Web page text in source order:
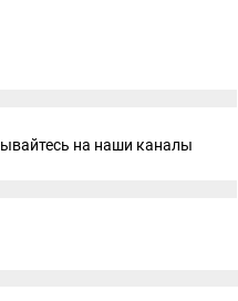
на наши каналы